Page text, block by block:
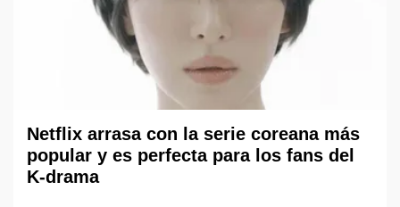
Netflix arrasa con la serie coreana más
popular y es perfecta para los fans del
K-drama